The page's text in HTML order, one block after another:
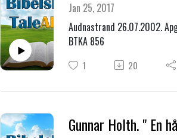
Jan 25, 2017
Audnastrand 26.07.2002.
BTKA 856
1 20